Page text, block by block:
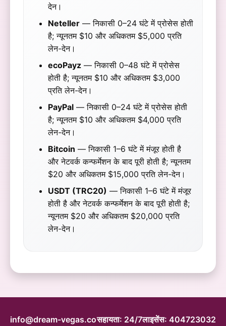
देन।
Neteller — निकासी 0–24 घंटे में प्रोसेस होती
है; न्यूनतम $10 और अधिकतम $5,000 प्रति
लेन-देन।
ecoPayz — निकासी 0–48 घंटे में प्रोसेस
होती है; न्यूनतम $10 और अधिकतम $3,000
प्रति लेन-देन।
PayPal — निकासी 0–24 घंटे में प्रोसेस होती
है; न्यूनतम $10 और अधिकतम $4,000 प्रति
लेन-देन।
Bitcoin — निकासी 1–6 घंटे में मंजूर होती है
और नेटवर्क कन्फर्मेशन के बाद पूरी होती है; न्यूनतम
$20 और अधिकतम $15,000 प्रति लेन-देन।
USDT (TRC20) — निकासी 1–6 घंटे में मंजूर
होती है और नेटवर्क कन्फर्मेशन के बाद पूरी होती है;
न्यूनतम $20 और अधिकतम $20,000 प्रति
लेन-देन।
info@dream-vegas.coसहायता: 24/7लाइसेंस: 404723032